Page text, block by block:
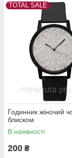
TOTAL SALE
Годинник жіночий
блиском
В наявності
200 ₴